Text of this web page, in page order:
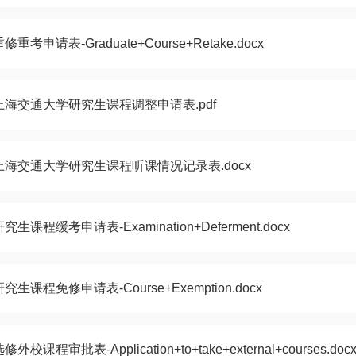
修重考申请表-Graduate+Course+Retake.docx
海交通大学研究生课程调整申请表.pdf
海交通大学研究生课程听课情况记录表.docx
究生课程缓考申请表-Examination+Deferment.docx
究生课程免修申请表-Course+Exemption.docx
修外校课程审批表-